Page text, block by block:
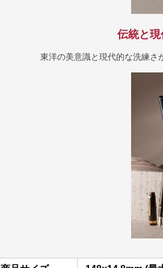
伝統と
東洋の美意識と現代的な洗練さ